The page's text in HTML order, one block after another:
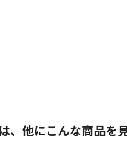
、他にこんな商品を